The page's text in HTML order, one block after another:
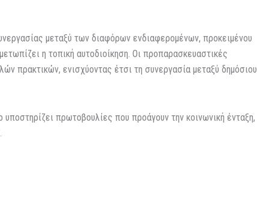
μεταξύ των διαφόρων ενδιαφερομένων, προκειμένου
η τοπική αυτοδιοίκηση. Οι προπαρασκευαστικές
πρακτικών, ενισχύοντας έτσι τη συνεργασία μεταξύ δημόσιου
πρωτοβουλίες που προάγουν την κοινωνική ένταξη,